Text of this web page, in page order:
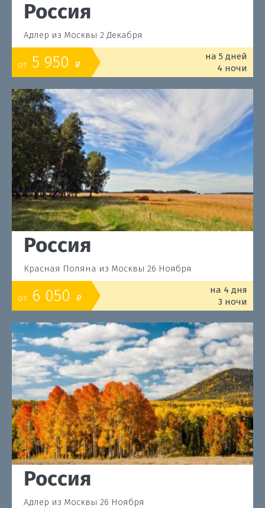
Россия
Адлер из Москвы 2 Декабря
от 5 950 o
на 5 дней
4 ночи
Россия
Красная Поляна из Москвы 26 Ноября
от 6 050 o
на 4 дня
3 ночи
Россия
Адлер из Москвы 26 Ноября